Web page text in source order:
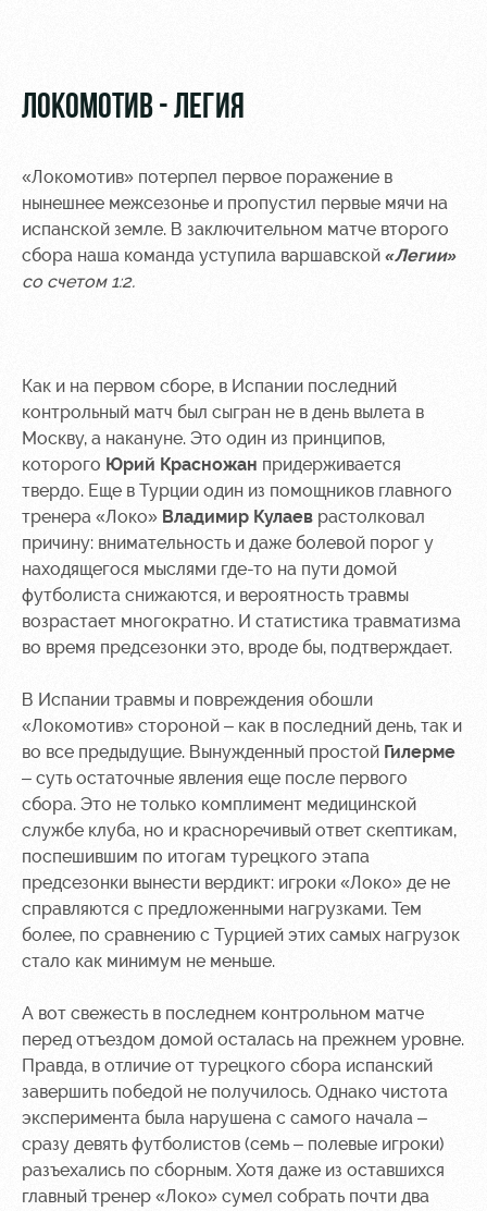
МГН
РЖД
Арена
Аренда
полей
Аренда
площадей
Ледовый
дворец
Занятия
Локо
Как
поступить
Руководство
Контакты
Академии
Информация
«Локомотив»
Заставки
Парковка
Карта
болельщика
Программа
лояльности
Информация
болельщиков
МГН
ЛОКОМОТИВ - ЛЕГИЯ
«Локомотив» потерпел первое поражение в
нынешнее межсезонье и пропустил первые мячи на
испанской земле. В заключительном матче второго
сбора наша команда уступила варшавской «Легии»
со счетом 1:2.
Как и на первом сборе, в Испании последний
контрольный матч был сыгран не в день вылета в
Москву, а накануне. Это один из принципов,
которого Юрий Красножан придерживается
твердо. Еще в Турции один из помощников главного
тренера «Локо» Владимир Кулаев растолковал
причину: внимательность и даже болевой порог у
находящегося мыслями где-то на пути домой
футболиста снижаются, и вероятность травмы
возрастает многократно. И статистика травматизма
во время предсезонки это, вроде бы, подтверждает.
В Испании травмы и повреждения обошли
«Локомотив» стороной – как в последний день, так и
во все предыдущие. Вынужденный простой Гилерме
– суть остаточные явления еще после первого
сбора. Это не только комплимент медицинской
службе клуба, но и красноречивый ответ скептикам,
поспешившим по итогам турецкого этапа
предсезонки вынести вердикт: игроки «Локо» де не
справляются с предложенными нагрузками. Тем
более, по сравнению с Турцией этих самых нагрузок
стало как минимум не меньше.
А вот свежесть в последнем контрольном матче
перед отъездом домой осталась на прежнем уровне.
Правда, в отличие от турецкого сбора испанский
завершить победой не получилось. Однако чистота
эксперимента была нарушена с самого начала –
сразу девять футболистов (семь – полевые игроки)
разъехались по сборным. Хотя даже из оставшихся
главный тренер «Локо» сумел собрать почти два